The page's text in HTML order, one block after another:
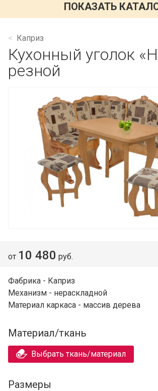
ПОКАЗАТЬ
Каприз
Кухонный уголок
резной
от 10 480 руб.
Фабрика - Каприз
Механизм - нераскладной
Материал каркаса - массив дерева
Материал/ткань
Выбрать ткань/материал
Размеры